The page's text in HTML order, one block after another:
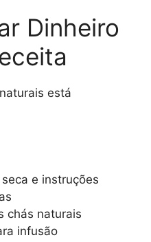
Dinheiro
está
e instruções
chás naturais
infusão